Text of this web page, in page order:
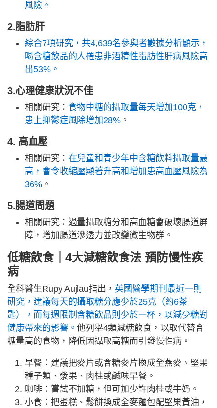
風險。
2.脂肪肝
綜合7項研究，共4,639名參與者數據分析顯示，
喝含糖飲品的人罹患非酒精性脂肪性肝病風險高
出53%。
3.心理健康狀況不佳
相關研究： 食物中糖的攝取量每天增加100克，
患上抑鬱症風除增加28% 。
4. 高血壓
相關研究： 在兒童和青少年中含糖飲料攝取量最
高，會令收縮壓顯著升高和增加患高血壓風險為
36% 。
5.腸道問題
相關研究：過量攝取糖分和高血糖會破壞腸道屏
障，增加腸道滲透力並改變微生物群。
低糖飲食｜4大減糖飲食法 預防慢性疾
病
全科醫生Rupy Aujlau指出， 英國醫學期刊最近一則
研究，建議每天的攝取糖分應少於25克（約6茶
匙），而每週限制含糖飲品則少於一杯，以減少糖對
健康帶來的影響。 他列舉4類減糖飲食，以取代替含
糖量高的食物，降低因攝取高糖而引發慢性病。
早餐：建議把麥片或含糖麥片換成全燕麥、堅果
種子類、漿果、肉桂或鹹味早餐。
咖啡：嘗試不加糖，但可加少許肉桂或牛奶。
小食：把蛋糕、鬆餅換成全麥麵包配堅果黃油，